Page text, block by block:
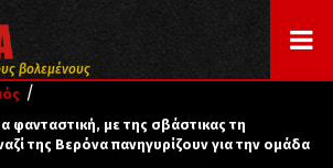
βολεμένους
/
φανταστική, με της σβάστικας τη
της Βερόνα πανηγυρίζουν για την ομάδα